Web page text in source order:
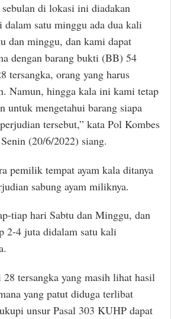
di lokasi ini diadakan
dalam satu minggu ada dua kali
dan minggu, dan kami dapat
dengan barang bukti (BB) 54
tersangka, orang yang harus
Namun, hingga kala ini kami tetap
untuk mengetahui barang siapa
tersebut,” kata Pol Kombes
(20/6/2022) siang.
pemilik tempat ayam kala ditanya
sabung ayam miliknya.
tiap hari Sabtu dan Minggu, dan
2-4 juta didalam satu kali
tersangka yang masih lihat hasil
yang patut diduga terlibat
unsur Pasal 303 KUHP dapat